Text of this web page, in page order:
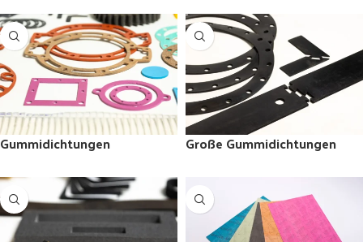
Gummidichtungen Große Gummidichtungen